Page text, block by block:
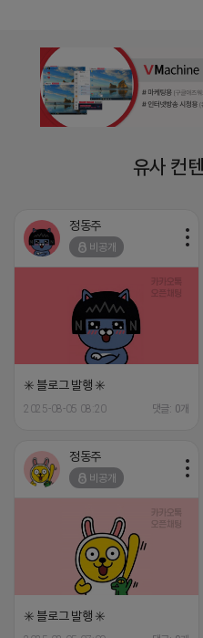
유사 컨
정동주
비공개
✳️ 블로그 발행 ✳️
2025-08-05 08:20 댓글: 0개
정동주
비공개
✳️ 블로그 발행 ✳️